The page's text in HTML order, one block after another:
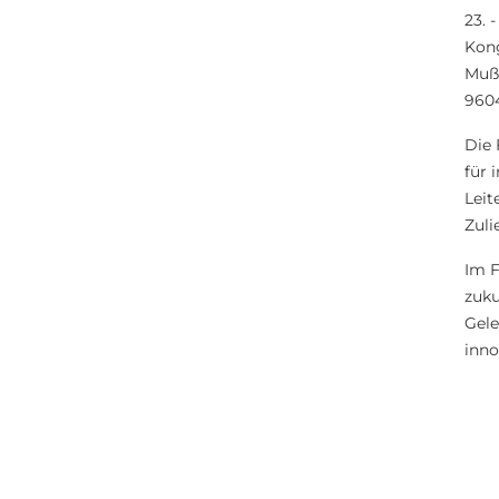
23.
Die
für
Im